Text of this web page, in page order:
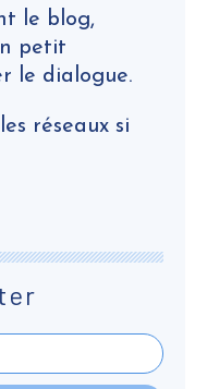
le blog,
petit
le dialogue.
réseaux si